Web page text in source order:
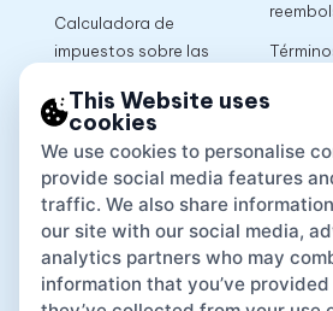
Calculadora de
impuestos sobre las
This Website uses
cookies
We use cookies to personalise
provide social media features
traffic. We also share
our site with our social media,
analytics partners who may
information that you’ve